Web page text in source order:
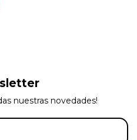
nuestras novedades!